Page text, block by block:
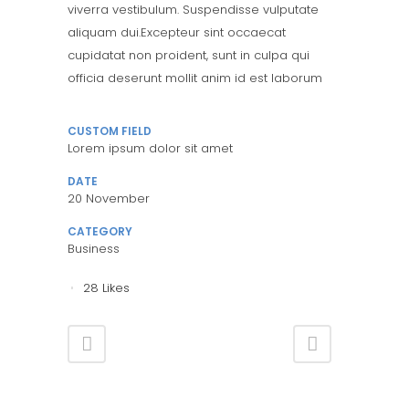
viverra vestibulum. Suspendisse vulputate
aliquam dui.Excepteur sint occaecat
cupidatat non proident, sunt in culpa qui
officia deserunt mollit anim id est laborum
CUSTOM FIELD
Lorem ipsum dolor sit amet
DATE
20 November
CATEGORY
Business
28 Likes